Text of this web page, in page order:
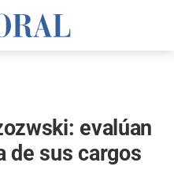
evalúan
de sus cargos